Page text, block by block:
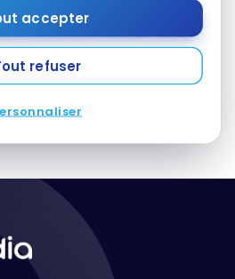
accepter
refuser
| Classe Affaires | ICN-LAX